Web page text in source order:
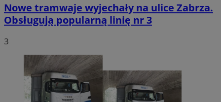
Nowe tramwaje wyjechały na ulice Zabrza.
Obsługują popularną linię nr 3
3